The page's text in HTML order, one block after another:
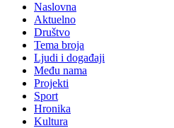
Naslovna
Aktuelno
Društvo
Tema broja
Ljudi i događaji
Među nama
Projekti
Sport
Hronika
Kultura